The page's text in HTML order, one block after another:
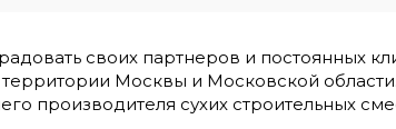
своих партнеров и постоянных
Москвы и Московской
производителя сухих строительных